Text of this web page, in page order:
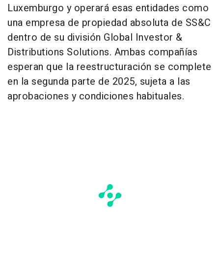
Luxemburgo y operará esas entidades como
una empresa de propiedad absoluta de SS&C
dentro de su división Global Investor &
Distributions Solutions. Ambas compañías
esperan que la reestructuración se complete
en la segunda parte de 2025, sujeta a las
aprobaciones y condiciones habituales.